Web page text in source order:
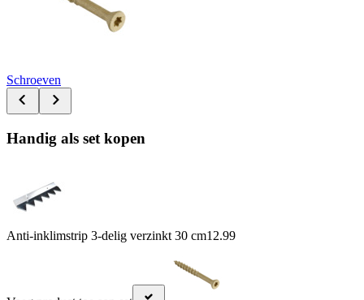
Schroeven
Handig als set kopen
Anti-inklimstrip 3-delig verzinkt 30 cm12.99